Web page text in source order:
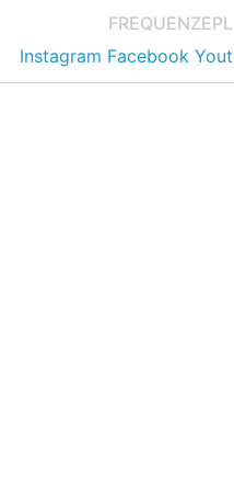
FREQUENZE
Instagram Facebook